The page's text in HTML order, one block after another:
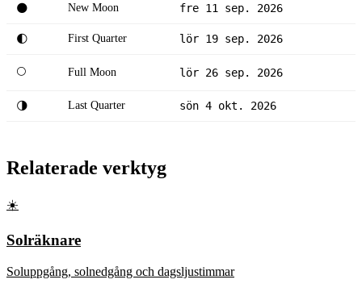
🌑 New Moon fre 11 sep. 2026
🌓 First Quarter lör 19 sep. 2026
🌕 Full Moon lör 26 sep. 2026
🌗 Last Quarter sön 4 okt. 2026
Relaterade verktyg
☀️
Solräknare
Soluppgång, solnedgång och dagsljustimmar